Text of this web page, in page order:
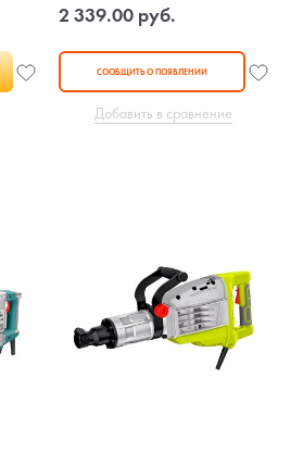
2 339.00 руб.
СООБЩИТЬ О ПОЯВЛЕНИИ
Добавить в сравнение